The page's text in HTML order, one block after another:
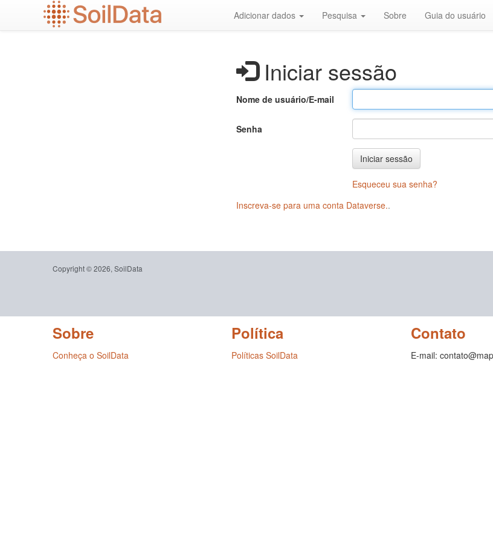
Adicionar dados Pesquisa Sobre Guia do usuário
Iniciar sessão
Nome de usuário/E-mail
Senha
Iniciar sessão
Esqueceu sua senha?
Inscreva-se para uma conta Dataverse..
Copyright © 2026, SoilData
Sobre
Conheça o SoilData
Política
Políticas SoilData
Contato
E-mail: